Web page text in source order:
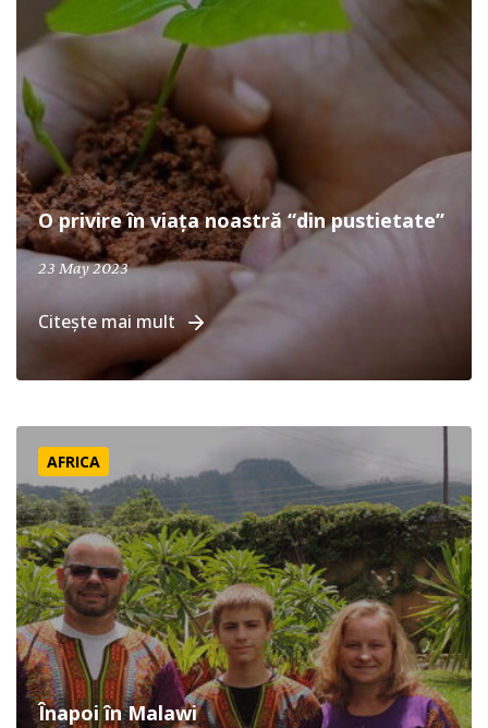
O privire în viața noastră “din pustietate”
23 May 2023April 19, 2024
Citește mai mult
Înapoi în Malawi
AFRICA